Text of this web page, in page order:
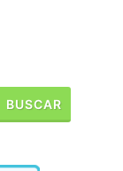
BUSCAR